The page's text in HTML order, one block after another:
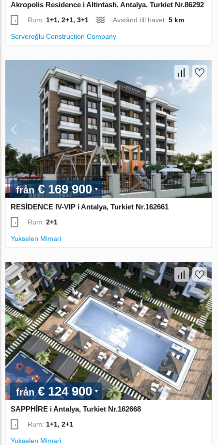
Akropolis Residence i Altintash, Antalya, Turkiet Nr.86292
Rum: 1+1, 2+1, 3+1 Avstånd till havet:5 km
Serveroğlu Construction Company
från€ 169 900
RESİDENCE IV-VIP i Antalya, Turkiet Nr.162661
Rum:2+1
Yukselen Mimari
från€ 124 900
SAPPHİRE i Antalya, Turkiet Nr.162668
Rum: 1+1, 2+1
Yukselen Mimari